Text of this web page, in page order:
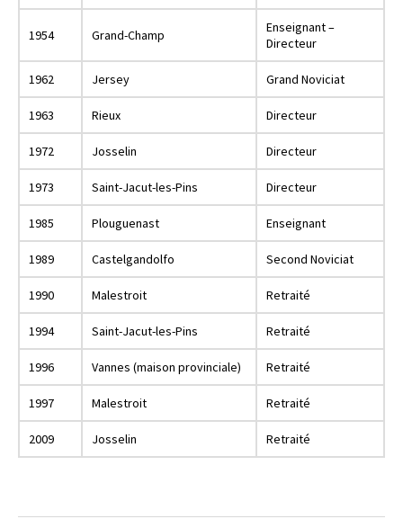
1954 Grand-Champ
Enseignant –
Directeur
1962 Jersey Grand Noviciat
1963 Rieux Directeur
1972 Josselin Directeur
1973 Saint-Jacut-les-Pins Directeur
1985 Plouguenast Enseignant
1989 Castelgandolfo Second Noviciat
1990 Malestroit Retraité
1994 Saint-Jacut-les-Pins Retraité
1996 Vannes (maison provinciale) Retraité
1997 Malestroit Retraité
2009 Josselin Retraité